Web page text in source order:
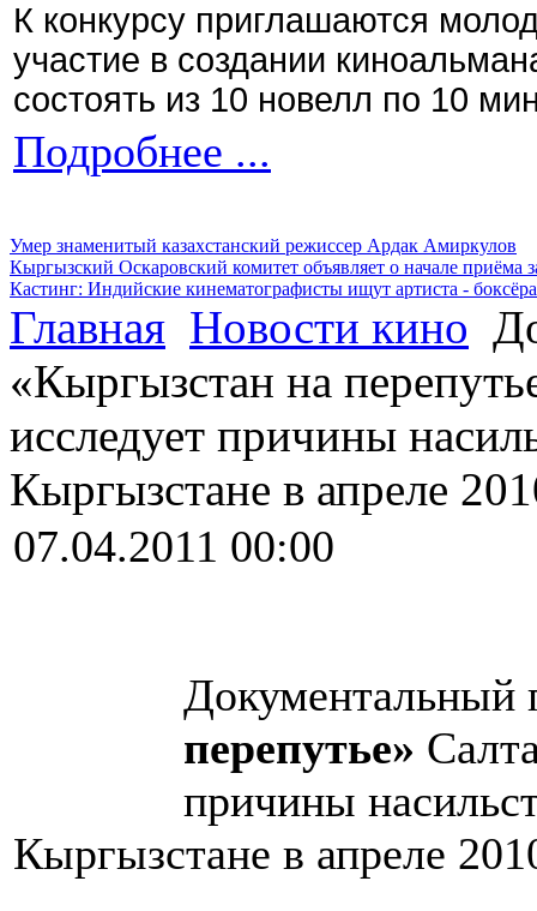
К конкурсу приглашаются
участие в создании
состоять из 10 новелл по 10
Подробнее ...
Умер знаменитый казахстанский режиссер Ардак Амиркулов
Кыргызский Оскаровский комитет объявляет о начале приёма
Кастинг: Индийские кинематографисты ищут артиста -
Главная Новости кино
«Кыргызстан на
исследует причины
Кыргызстане в апреле
07.04.2011 00:00
Документальный
перепутье»
причины
Кыргызстане в апреле